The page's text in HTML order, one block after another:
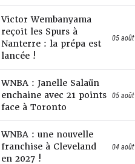
Victor Wembanyama
reçoit les Spurs à
Nanterre : la prépa est
lancée !
05 août
WNBA : Janelle Salaün
enchaine avec 21 points
face à Toronto
05 août
WNBA : une nouvelle
franchise à Cleveland
en 2027 !
04 août